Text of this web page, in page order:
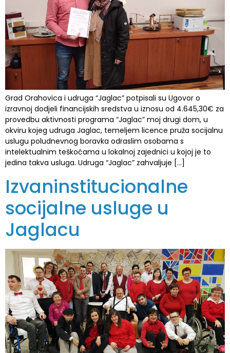
Grad Orahovica i udruga “Jaglac” potpisali su Ugovor o
izravnoj dodjeli financijskih sredstva u iznosu od 4.645,30€ za
provedbu aktivnosti programa “Jaglac” moj drugi dom, u
okviru kojeg udruga Jaglac, temeljem licence pruža socijalnu
uslugu poludnevnog boravka odraslim osobama s
intelektualnim teškoćama u lokalnoj zajednici u kojoj je to
jedina takva usluga. Udruga “Jaglac” zahvaljuje […]
Izvaninstitucionalne
socijalne usluge u
Jaglacu